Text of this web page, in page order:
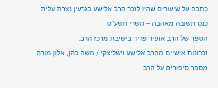
ד
י
ו
כתבה על שיעורים שהיו לזכר הרב אלישע בגרעין נצרת עלית
כנס תשובה מאהבה – תשרי תשע”ט
הספד של הרב אופיר פריד בישיבת מרכז הרב.
זכרונות אישיים מהרב אלישע וישליצקי / משה כהן, אלון מורה
מספר סיפורים על הרב